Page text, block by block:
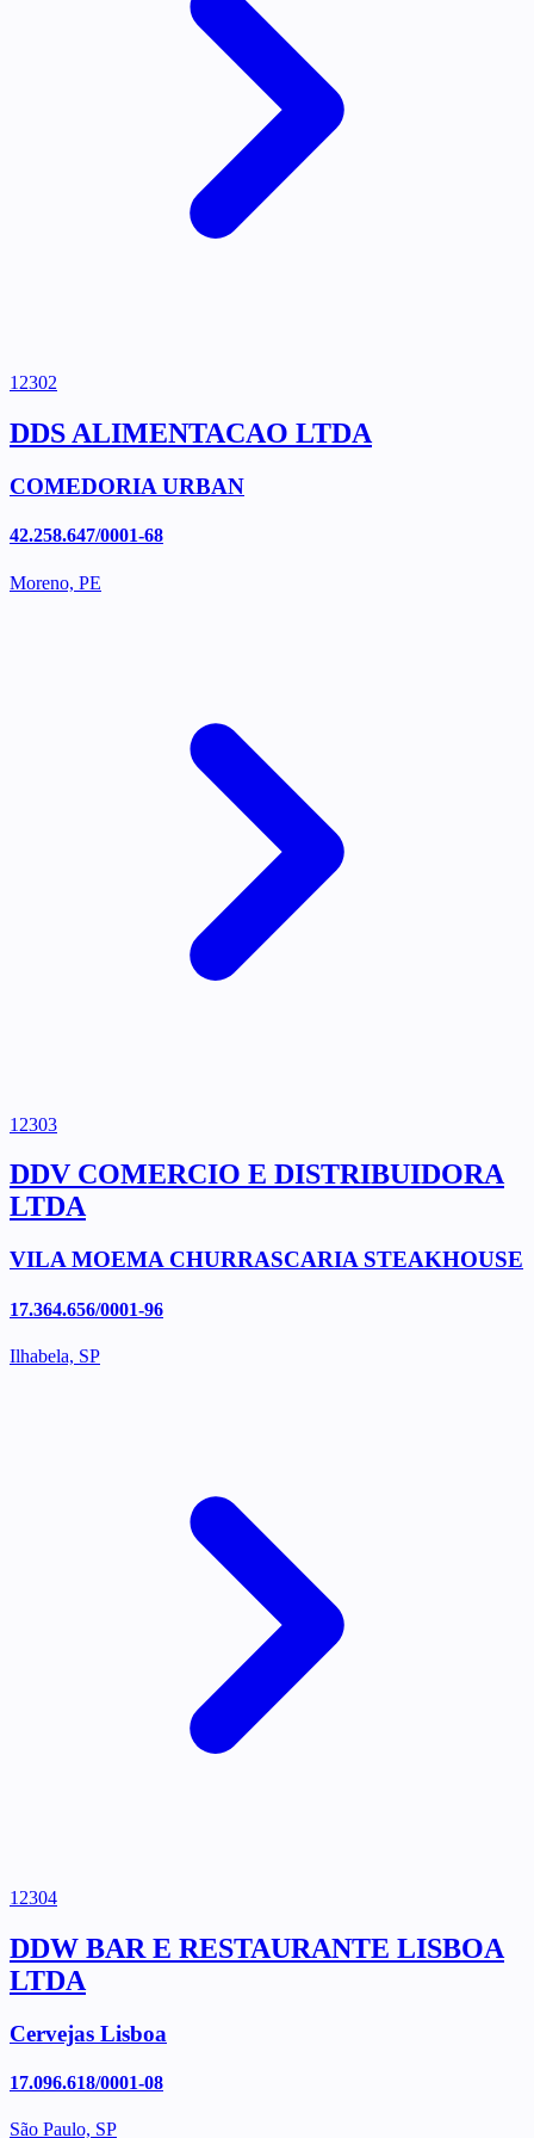
12302
DDS ALIMENTACAO LTDA
COMEDORIA URBAN
42.258.647/0001-68
Moreno, PE
12303
DDV COMERCIO E DISTRIBUIDORA
LTDA
VILA MOEMA CHURRASCARIA STEAKHOUSE
17.364.656/0001-96
Ilhabela, SP
12304
DDW BAR E RESTAURANTE LISBOA
LTDA
Cervejas Lisboa
17.096.618/0001-08
São Paulo, SP